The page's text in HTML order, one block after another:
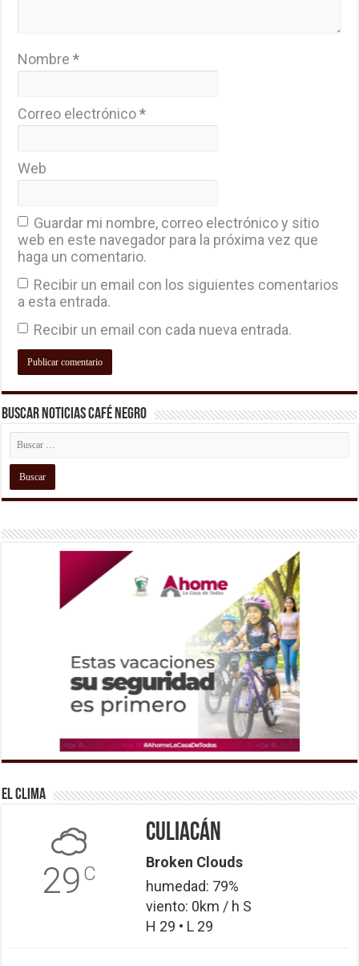
Nombre*
Correo electrónico*
Web
Guardar mi nombre, correo electrónico y sitio
web en este navegador para la próxima vez que
haga un comentario.
Recibir un email con los siguientes comentarios
a esta entrada.
Recibir un email con cada nueva entrada.
Buscar Noticias Café Negro
El Clima
29 C
Culiacán
Broken Clouds
humedad: 79%
viento: 0km / h S
H 29 • L 29